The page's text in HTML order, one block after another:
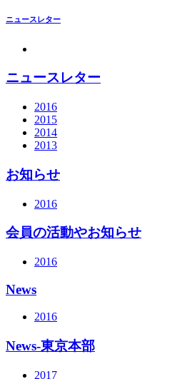
ニュースレター
ニュースレター
2016
2015
2014
2013
お知らせ
2016
会員の活動やお知らせ
2016
News
2016
News-東京本部
2017